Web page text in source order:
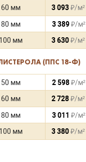
60 мм 3 093₽/м²
80 мм 3 389₽/м²
100 мм 3 630₽/м²
(ППС 18-Ф)
50 мм 2 598₽/м²
60 мм 2 728₽/м²
80 мм 3 011 ₽/м²
100 мм 3 380₽/м²